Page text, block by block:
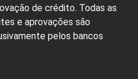
de crédito. Todas as
e aprovações são
pelos bancos